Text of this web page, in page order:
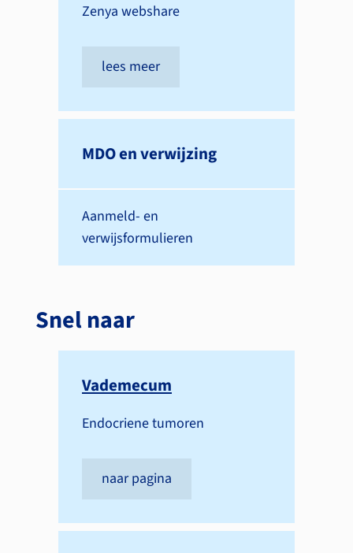
Zenya webshare
lees meer
MDO en verwijzing
Aanmeld- en
verwijsformulieren
Snel naar
Vademecum
Endocriene tumoren
naar pagina